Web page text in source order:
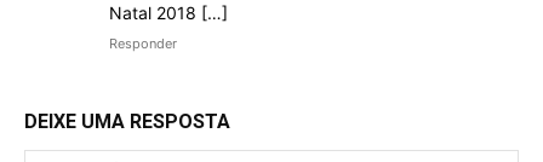
Natal 2018 […]
Responder
DEIXE UMA RESPOSTA